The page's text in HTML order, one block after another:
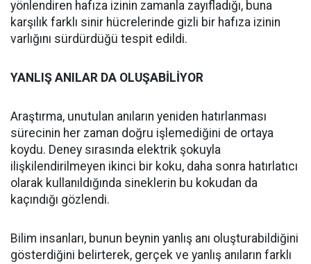
yönlendiren hafıza izinin zamanla zayıfladığı, buna
karşılık farklı sinir hücrelerinde gizli bir hafıza izinin
varlığını sürdürdüğü tespit edildi.
YANLIŞ ANILAR DA OLUŞABİLİYOR
Araştırma, unutulan anıların yeniden hatırlanması
sürecinin her zaman doğru işlemediğini de ortaya
koydu. Deney sırasında elektrik şokuyla
ilişkilendirilmeyen ikinci bir koku, daha sonra hatırlatıcı
olarak kullanıldığında sineklerin bu kokudan da
kaçındığı gözlendi.
Bilim insanları, bunun beynin yanlış anı oluşturabildiğini
gösterdiğini belirterek, gerçek ve yanlış anıların farklı